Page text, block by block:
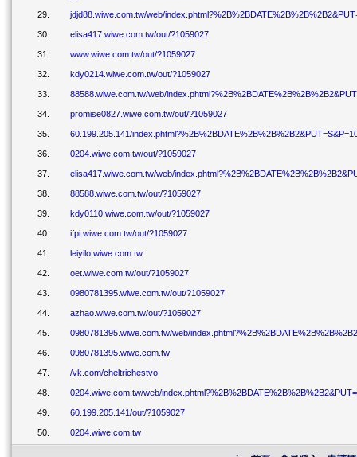
29. jdjd88.wiwe.com.tw/web/
30. elisa417.wiwe.com.tw/out/?1059027
31. www.wiwe.com.tw/out/?1059027
32. kdy0214.wiwe.com.tw/out/?1059027
33. 88588.wiwe.com.tw/web/
34. promise0827.wiwe.com.tw/out/?1059027
35. 60.199.205.141/
36. 0204.wiwe.com.tw/out/?1059027
37. elisa417.wiwe.com.tw/web/
38. 88588.wiwe.com.tw/out/?1059027
39. kdy0110.wiwe.com.tw/out/?1059027
40. ifpi.wiwe.com.tw/out/?1059027
41. leiyilo.wiwe.com.tw
42. oet.wiwe.com.tw/out/?1059027
43. 0980781395.wiwe.com.tw/out/?1059027
44. azhao.wiwe.com.tw/out/?1059027
45. 0980781395.wiwe.com.tw/web/
46. 0980781395.wiwe.com.tw
47. /vk.com/cheltrichestvo
48. 0204.wiwe.com.tw/web/
49. 60.199.205.141/out/?1059027
50. 0204.wiwe.com.tw